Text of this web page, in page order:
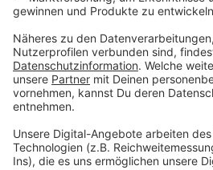
2 x fahren).
Anzeige
Anzeige